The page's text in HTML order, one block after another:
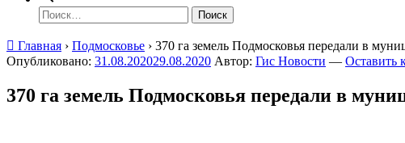
Найти:
Главная › Подмосковье › 370 га земель Подмосковья передали в
Опубликовано: 31.08.202029.08.2020 Автор: Гис Новости — Оставить
370 га земель Подмосковья передали в